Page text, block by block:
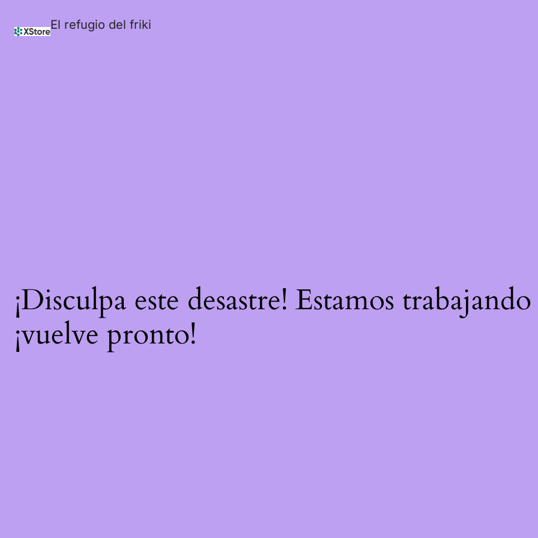
El refugio del friki
¡Disculpa este desastre! Estamos
¡vuelve pronto!